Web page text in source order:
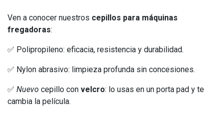
Ven a conocer nuestros cepillos para máquinas
fregadoras:
✅ Polipropileno: eficacia, resistencia y durabilidad.
✅ Nylon abrasivo: limpieza profunda sin concesiones.
✅ Nuevo cepillo con velcro: lo usas en un porta pad y te
cambia la película.